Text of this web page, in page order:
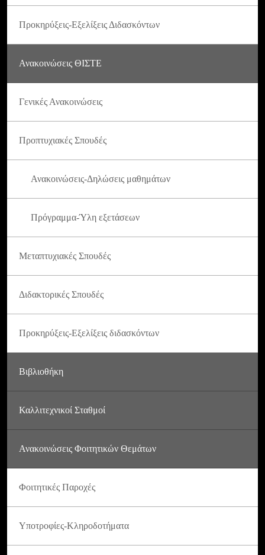
Προκηρύξεις-Εξελίξεις Διδασκόντων
Ανακοινώσεις ΘΙΣΤΕ
Γενικές Ανακοινώσεις
Προπτυχιακές Σπουδές
Ανακοινώσεις-Δηλώσεις μαθημάτων
Πρόγραμμα-Ύλη εξετάσεων
Μεταπτυχιακές Σπουδές
Διδακτορικές Σπουδές
Προκηρύξεις-Εξελίξεις διδασκόντων
Βιβλιοθήκη
Καλλιτεχνικοί Σταθμοί
Ανακοινώσεις Φοιτητικών Θεμάτων
Φοιτητικές Παροχές
Υποτροφίες-Κληροδοτήματα